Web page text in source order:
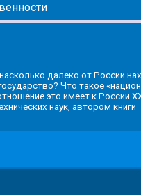
далеко от России
Что такое
это имеет к России
наук, автором книги